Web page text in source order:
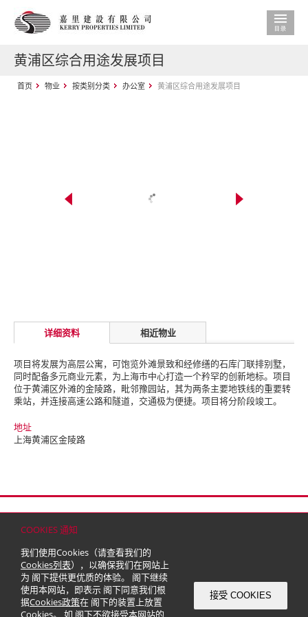
COOKIES 通知
我们使用Cookies（请查看我们的
Cookies列表），以确保我们在网站上
为 阁下提供更优质的体验。 阁下继续
使用本网站，即表示 阁下同意我们根
据Cookies政策在 阁下的装置上放置
Cookies。 如 阁下不欲接受本网站的
接受 COOKIES
黄浦区综合用途发展项目
首页 物业 按类别分类 办公室 黄浦区综合用途发展项目
详细资料 相近物业
项目将发展为高层公寓，可饱览外滩景致和经修缮的石库门联排别墅，
同时配备多元商业元素，为上海市中心打造一个矜罕的创新地标。 项目
位于黄浦区外滩的金陵路，毗邻豫园站，其为两条主要地铁线的重要转
乘站，并连接高速公路和隧道，交通极为便捷。项目将分阶段竣工。
地址
上海黄浦区金陵路
© 2026 嘉里建设有限公司 (于百慕达注册成立之有限公司)